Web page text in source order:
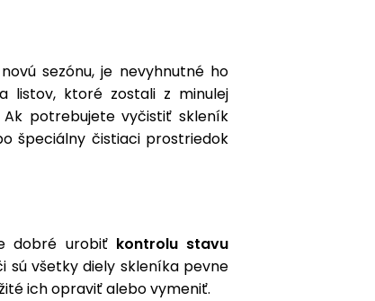
sezónu, je nevyhnutné ho
listov, ktoré zostali z minulej
potrebujete vyčistiť skleník
špeciálny čistiaci prostriedok
dobré urobiť kontrolu stavu
sú všetky diely skleníka pevne
ich opraviť alebo vymeniť.